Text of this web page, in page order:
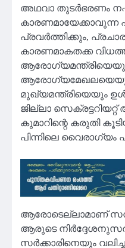
അഥവാ തുടർഭരണം
കാരണമായേക്കാവുന്ന
പ്രവർത്തിക്കും,
കാരണമാകതക്ക
മുഖ്യമന്ത്രിയെയും
ജില്ലാ
കുമാറിന്റെ കരുതി
പിന്നിലെ വൈരാഗ്യം
ആരോടെല്ലാമാണ്
ആരുടെ
സർക്കാരിനെയും